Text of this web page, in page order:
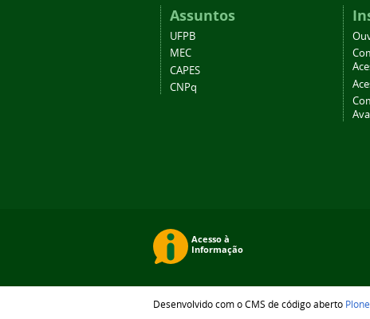
Assuntos
UFPB
MEC
CAPES
CNPq
Desenvolvido com o CMS de código aberto Plone